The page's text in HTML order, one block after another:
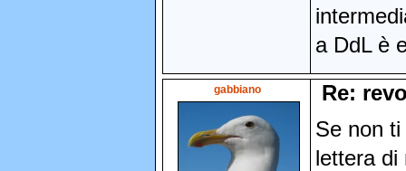
a DdL è
gabbiano
Re:
Se non
lettera di